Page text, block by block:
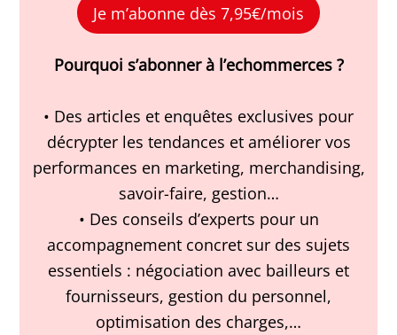
Je m’abonne dès 7,95€/mois
Pourquoi s’abonner à l’echommerces ?
• Des articles et enquêtes exclusives pour
décrypter les tendances et améliorer vos
performances en marketing, merchandising,
savoir-faire, gestion…
• Des conseils d’experts pour un
accompagnement concret sur des sujets
essentiels : négociation avec bailleurs et
fournisseurs, gestion du personnel,
optimisation des charges,…